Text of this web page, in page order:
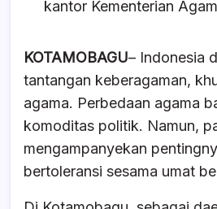
kantor Kementerian
KOTAMOBAGU– Indonesia
tantangan keberagaman,
agama. Perbedaan agama
komoditas politik. Namun,
mengampanyekan
bertoleransi sesama umat